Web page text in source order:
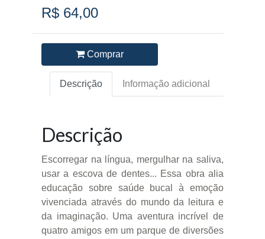
R$ 64,00
Comprar
Descrição Informação adicional
Descrição
Escorregar na língua, mergulhar na saliva,
usar a escova de dentes... Essa obra alia
educação sobre saúde bucal à emoção
vivenciada através do mundo da leitura e
da imaginação. Uma aventura incrível de
quatro amigos em um parque de diversões